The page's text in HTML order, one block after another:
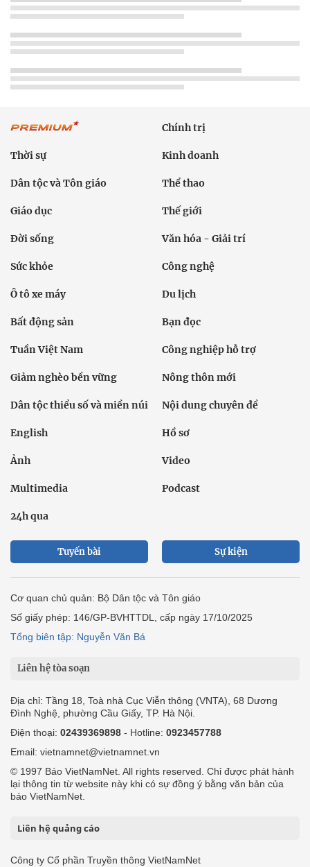
Chính trị
Thời sự Kinh doanh
Dân tộc và Tôn giáo Thể thao
Giáo dục Thế giới
Đời sống Văn hóa - Giải trí
Sức khỏe Công nghệ
Ô tô xe máy Du lịch
Bất động sản Bạn đọc
Tuần Việt Nam Công nghiệp hỗ trợ
Giảm nghèo bền vững Nông thôn mới
Dân tộc thiểu số và miền núi Nội dung chuyên đề
English Hồ sơ
Ảnh Video
Multimedia Podcast
24h qua
Tuyến bài Sự kiện
Cơ quan chủ quản: Bộ Dân tộc và Tôn giáo
Số giấy phép: 146/GP-BVHTTDL, cấp ngày 17/10/2025
Tổng biên tập: Nguyễn Văn Bá
Liên hệ tòa soạn
Địa chỉ: Tầng 18, Toà nhà Cục Viễn thông (VNTA), 68 Dương
Đình Nghệ, phường Cầu Giấy, TP. Hà Nội.
Điện thoại: 02439369898 - Hotline: 0923457788
Email: vietnamnet@vietnamnet.vn
© 1997 Báo VietNamNet. All rights reserved. Chỉ được phát hành
lại thông tin từ website này khi có sự đồng ý bằng văn bản của
báo VietNamNet.
Liên hệ quảng cáo
Công ty Cổ phần Truyền thông VietNamNet